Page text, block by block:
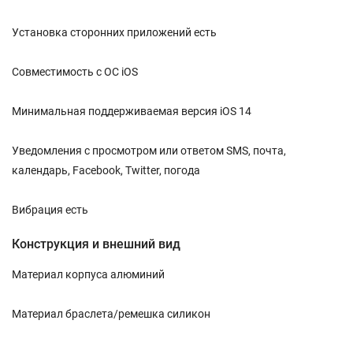
Установка сторонних приложений есть
Совместимость с ОС iOS
Минимальная поддерживаемая версия iOS 14
Уведомления с просмотром или ответом SMS, почта,
календарь, Facebook, Twitter, погода
Вибрация есть
Конструкция и внешний вид
Материал корпуса алюминий
Материал браслета/ремешка силикон